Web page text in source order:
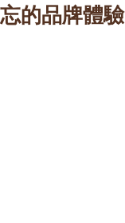
忘的品牌體驗